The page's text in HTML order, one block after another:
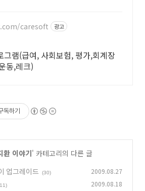
caresoft 광고
그램(급여, 사회보험, 평가,회계장
동,레크)
독하기
환 이야기' 카테고리의 다른 글
업그레이드
(30) 2009.08.27
2009.08.18